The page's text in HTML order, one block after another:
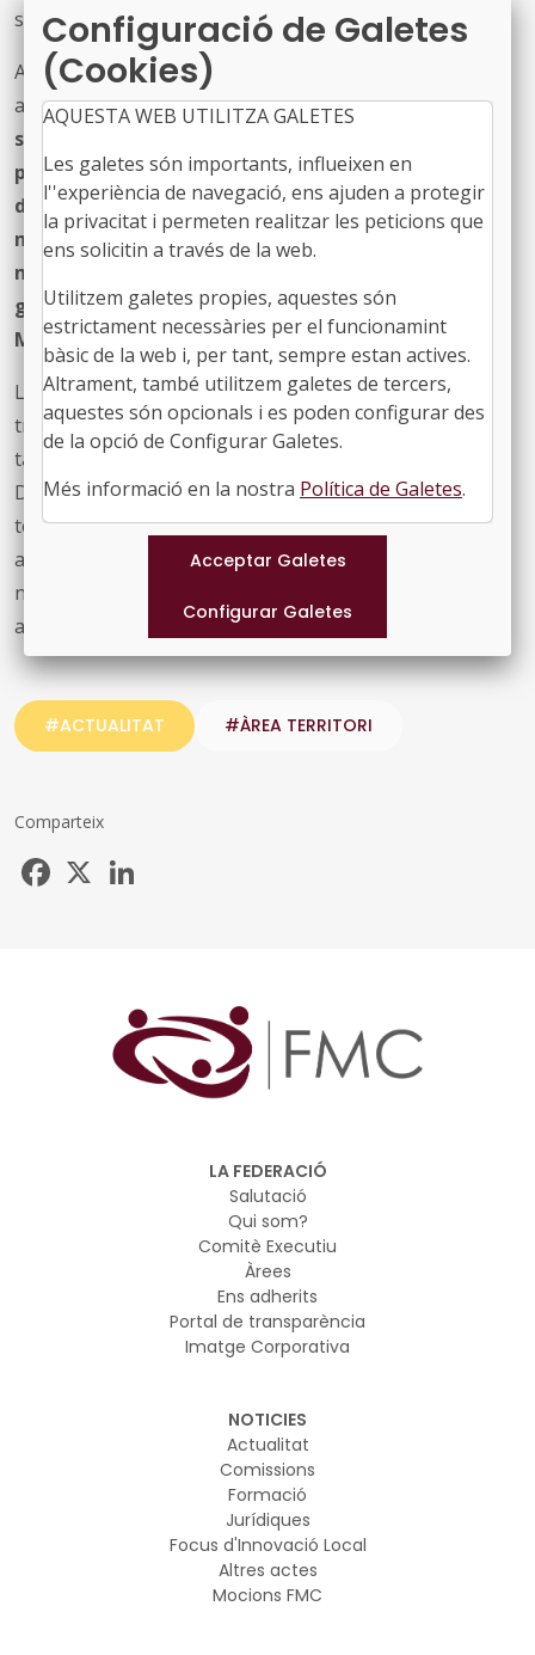
secretària general de l’FMC, Susanna Mérida
A la sortida de la reunió, la consellera ha recalcat que
aquest òrgan neix amb la voluntat de"recollir les
sensibilitats, les inquietuds i les propostes dels
pobles i ciutats”i ha afegit que"és necessari
desenvolupar aquest projecte tan important per la
mobilitat del país de forma coordinada amb els
municipis”
garantir l’èxit de la implementació de la T-
Mobilitat: escoltant i fent-ne partícip el territori”
La T-Mobilitat permetrà accedir aqualsevol mitjà de
transport públic col·lectiu deCatalunya amb una única
targeta, amb un sistema que afavorirà l’ús recurrent. El
Departament està actualment en fase desplegament
tecnològic del nou sistema d’integració tarifaria,
avaluant possibilitats i riscos i adquirint els recursos
necessaris. La intenció és implementar la T-Mobilitat
arreu de Catalunya durant aquesta legislatura.
#ACTUALITAT #ÀREA TERRITORI
Comparteix
Facebook
LA FEDERACIÓ
Salutació
Qui som?
Comitè Executiu
Àrees
Ens adherits
Portal de transparència
Imatge Corporativa
NOTICIES
Actualitat
Comissions
Formació
Jurídiques
Focus d'Innovació Local
Altres actes
Mocions FMC
Configuració de Galetes
(Cookies)
AQUESTA WEB UTILITZA GALETES
Les galetes són importants, influeixen en
l''experiència de navegació, ens ajuden a protegir
la privacitat i permeten realitzar les peticions que
ens solicitin a través de la web.
Utilitzem galetes propies, aquestes són
estrictament necessàries per el funcionamint
bàsic de la web i, per tant, sempre estan actives.
Altrament, també utilitzem galetes de tercers,
aquestes són opcionals i es poden configurar des
de la opció de Configurar Galetes.
Més informació en la nostra Política de Galetes.